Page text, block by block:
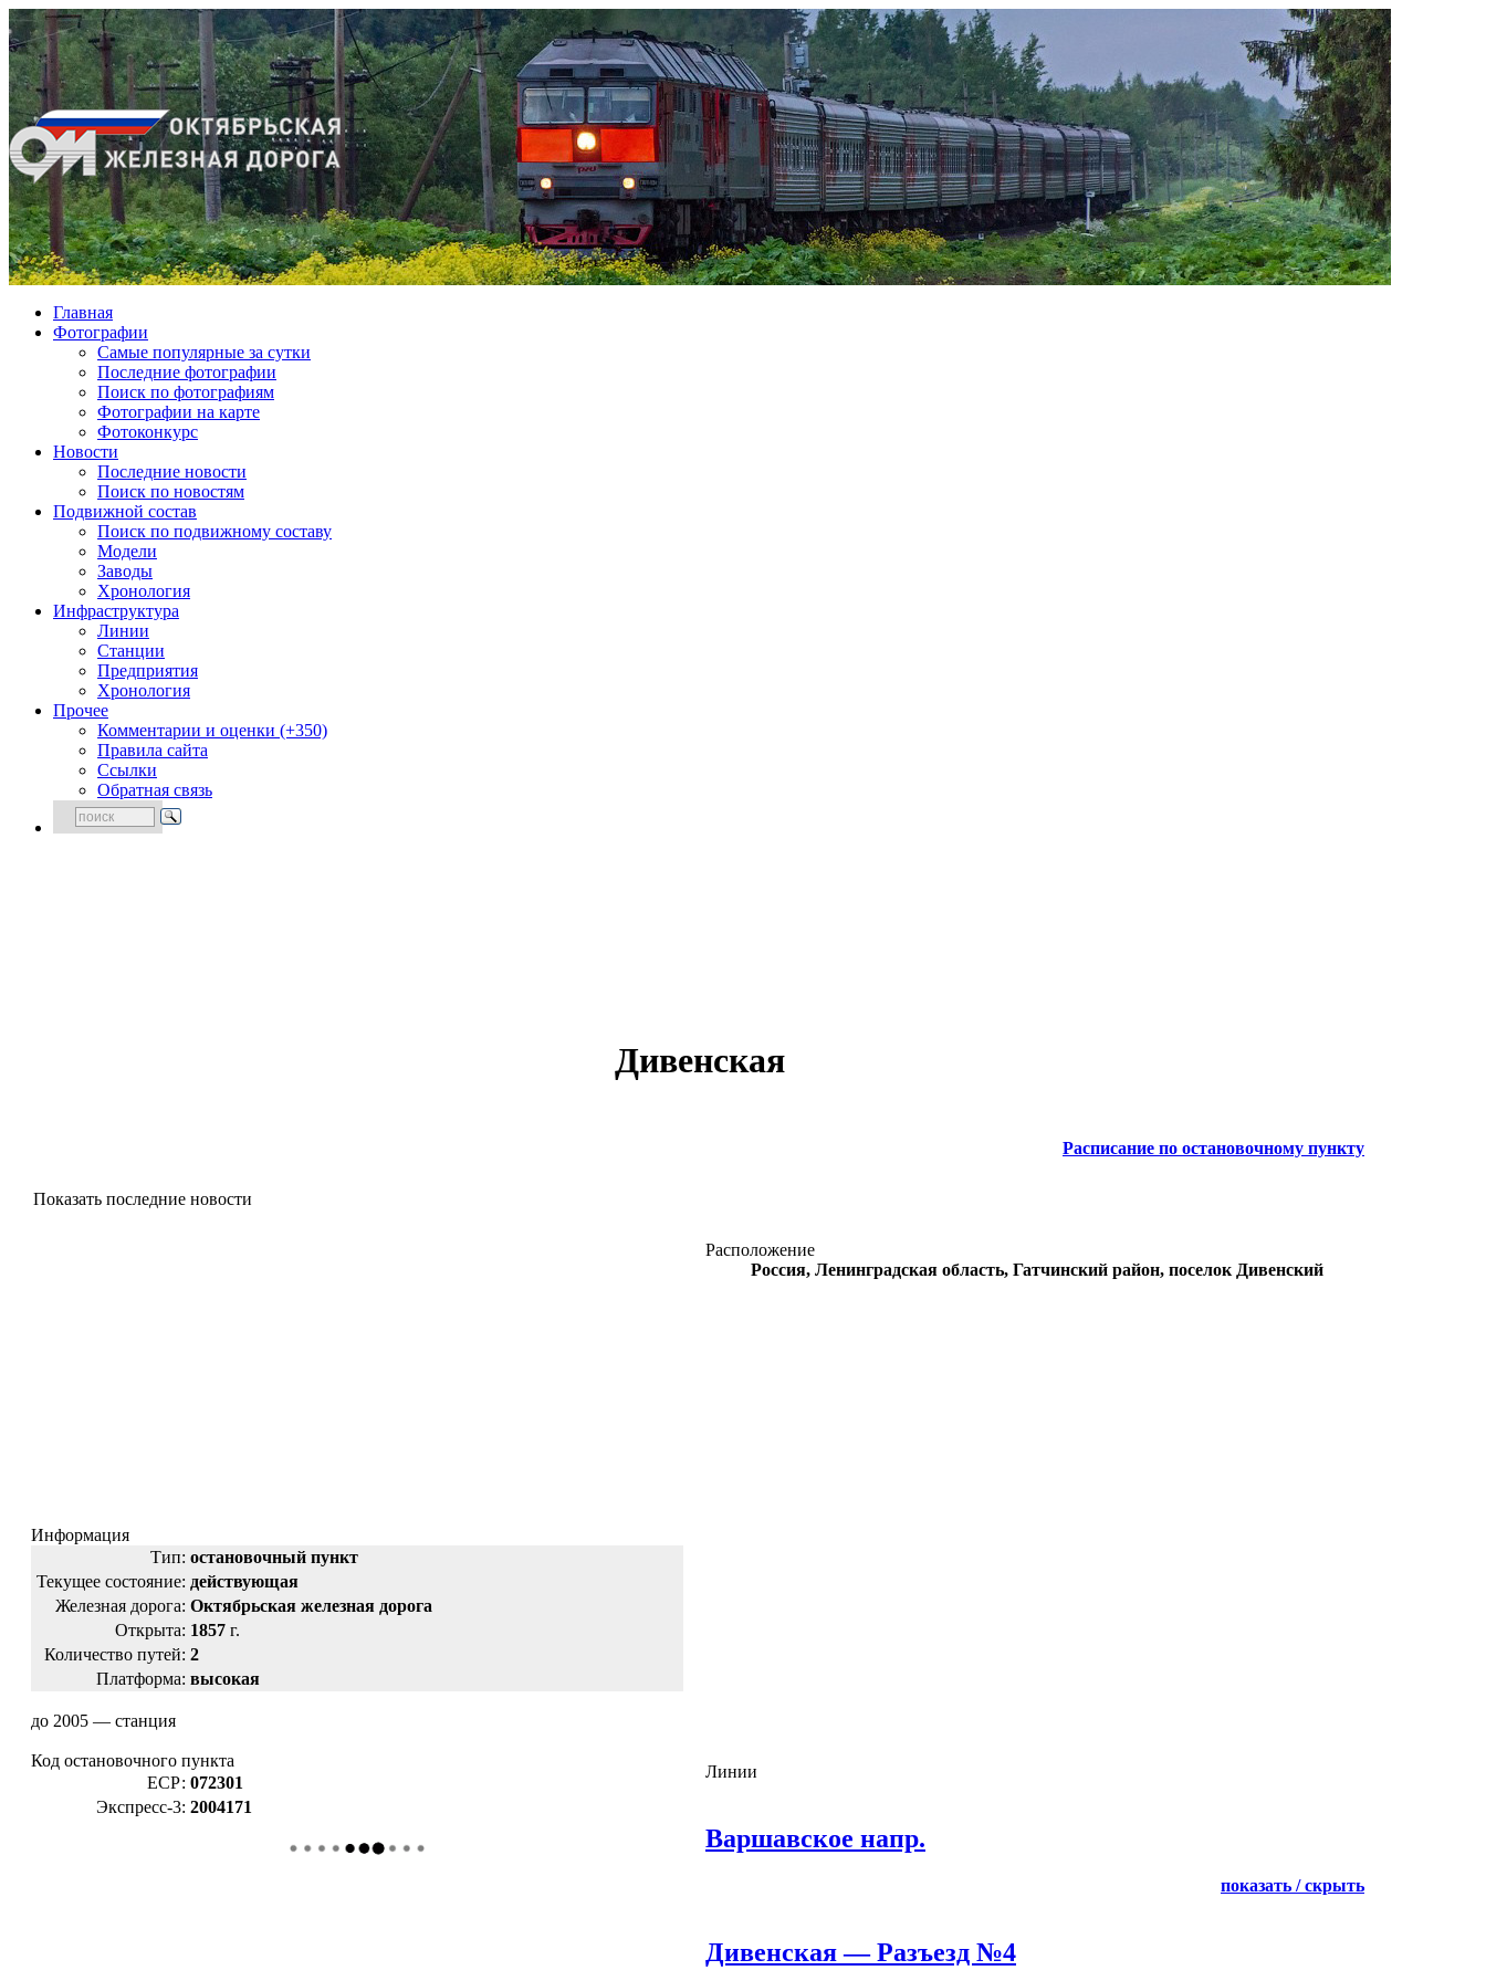
Главная
Фотографии
Cамые популярные за сутки
Последние фотографии
Поиск по фотографиям
Фотографии на карте
Фотоконкурс
Новости
Последние новости
Поиск по новостям
Подвижной состав
Поиск по подвижному составу
Модели
Заводы
Хронология
Инфраструктура
Линии
Станции
Предприятия
Хронология
Прочее
Комментарии и оценки (+350)
Правила сайта
Ссылки
Обратная связь
Дивенская
Расписание по остановочному пункту
Показать последние новости
Информация
Тип: остановочный пункт
Текущее состояние: действующая
Железная дорога: Октябрьская железная дорога
Открыта: 1857 г.
Количество путей: 2
Платформа: высокая
до 2005 — станция
Код остановочного пункта
ЕСР: 072301
Экспресс-3: 2004171
Расположение
Россия, Ленинградская область, Гатчинский район, поселок Дивенский
Линии
Варшавское напр.
показать / скрыть
Дивенская — Разъезд №4